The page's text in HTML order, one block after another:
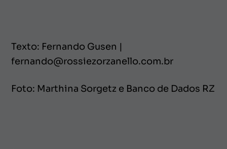
Texto: Fernando Gusen |
fernando@rossiezorzanello.com.br
Foto: Marthina Sorgetz e Banco de Dados RZ